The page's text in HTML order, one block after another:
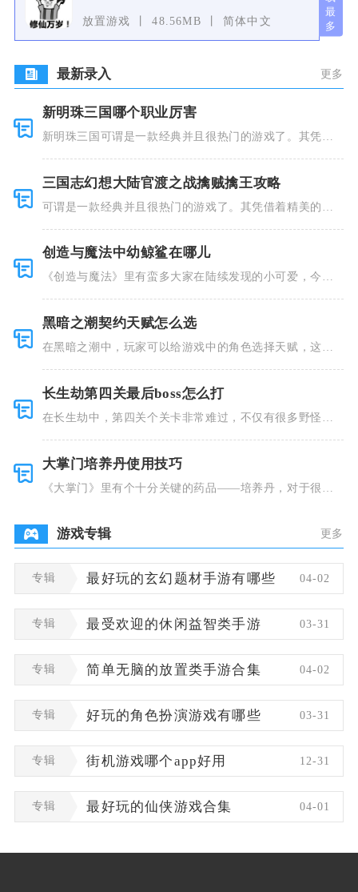
放置游戏 48.56MB 简体中文
最新录入 更多
新明珠三国哪个职业厉害
新明珠三国可谓是一款经典并且很热门的游戏了。其凭借
三国志幻想大陆官渡之战擒贼擒王攻略
可谓是一款经典并且很热门的游戏了。其凭借着精美的画
创造与魔法中幼鲸鲨在哪儿
《创造与魔法》里有蛮多大家在陆续发现的小可爱，今天
黑暗之潮契约天赋怎么选
在黑暗之潮中，玩家可以给游戏中的角色选择天赋，这些
长生劫第四关最后boss怎么打
在长生劫中，第四关个关卡非常难过，不仅有很多野怪，
大掌门培养丹使用技巧
《大掌门》里有个十分关键的药品——培养丹，对于很多
游戏专辑 更多
专辑 最好玩的玄幻题材手游有哪些 04-02
专辑 最受欢迎的休闲益智类手游 03-31
专辑 简单无脑的放置类手游合集 04-02
专辑 好玩的角色扮演游戏有哪些 03-31
专辑 街机游戏哪个app好用 12-31
专辑 最好玩的仙侠游戏合集 04-01